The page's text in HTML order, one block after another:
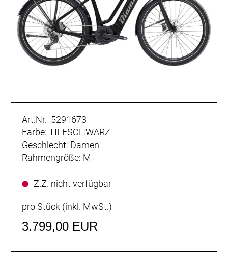
Art.Nr. 5291673
Farbe: TIEFSCHWARZ
Geschlecht: Damen
Rahmengröße: M
Z.Z. nicht verfügbar
pro Stück (inkl. MwSt.)
3.799,00 EUR